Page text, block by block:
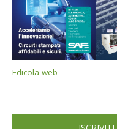
Edicola web